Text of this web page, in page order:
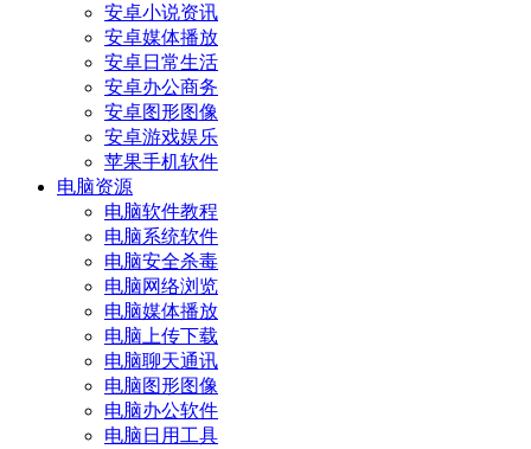
安卓小说资讯
安卓媒体播放
安卓日常生活
安卓办公商务
安卓图形图像
安卓游戏娱乐
苹果手机软件
电脑资源
电脑软件教程
电脑系统软件
电脑安全杀毒
电脑网络浏览
电脑媒体播放
电脑上传下载
电脑聊天通讯
电脑图形图像
电脑办公软件
电脑日用工具